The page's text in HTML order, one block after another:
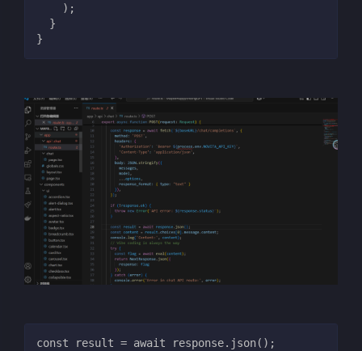
);
  }
}
const result = await response.json();